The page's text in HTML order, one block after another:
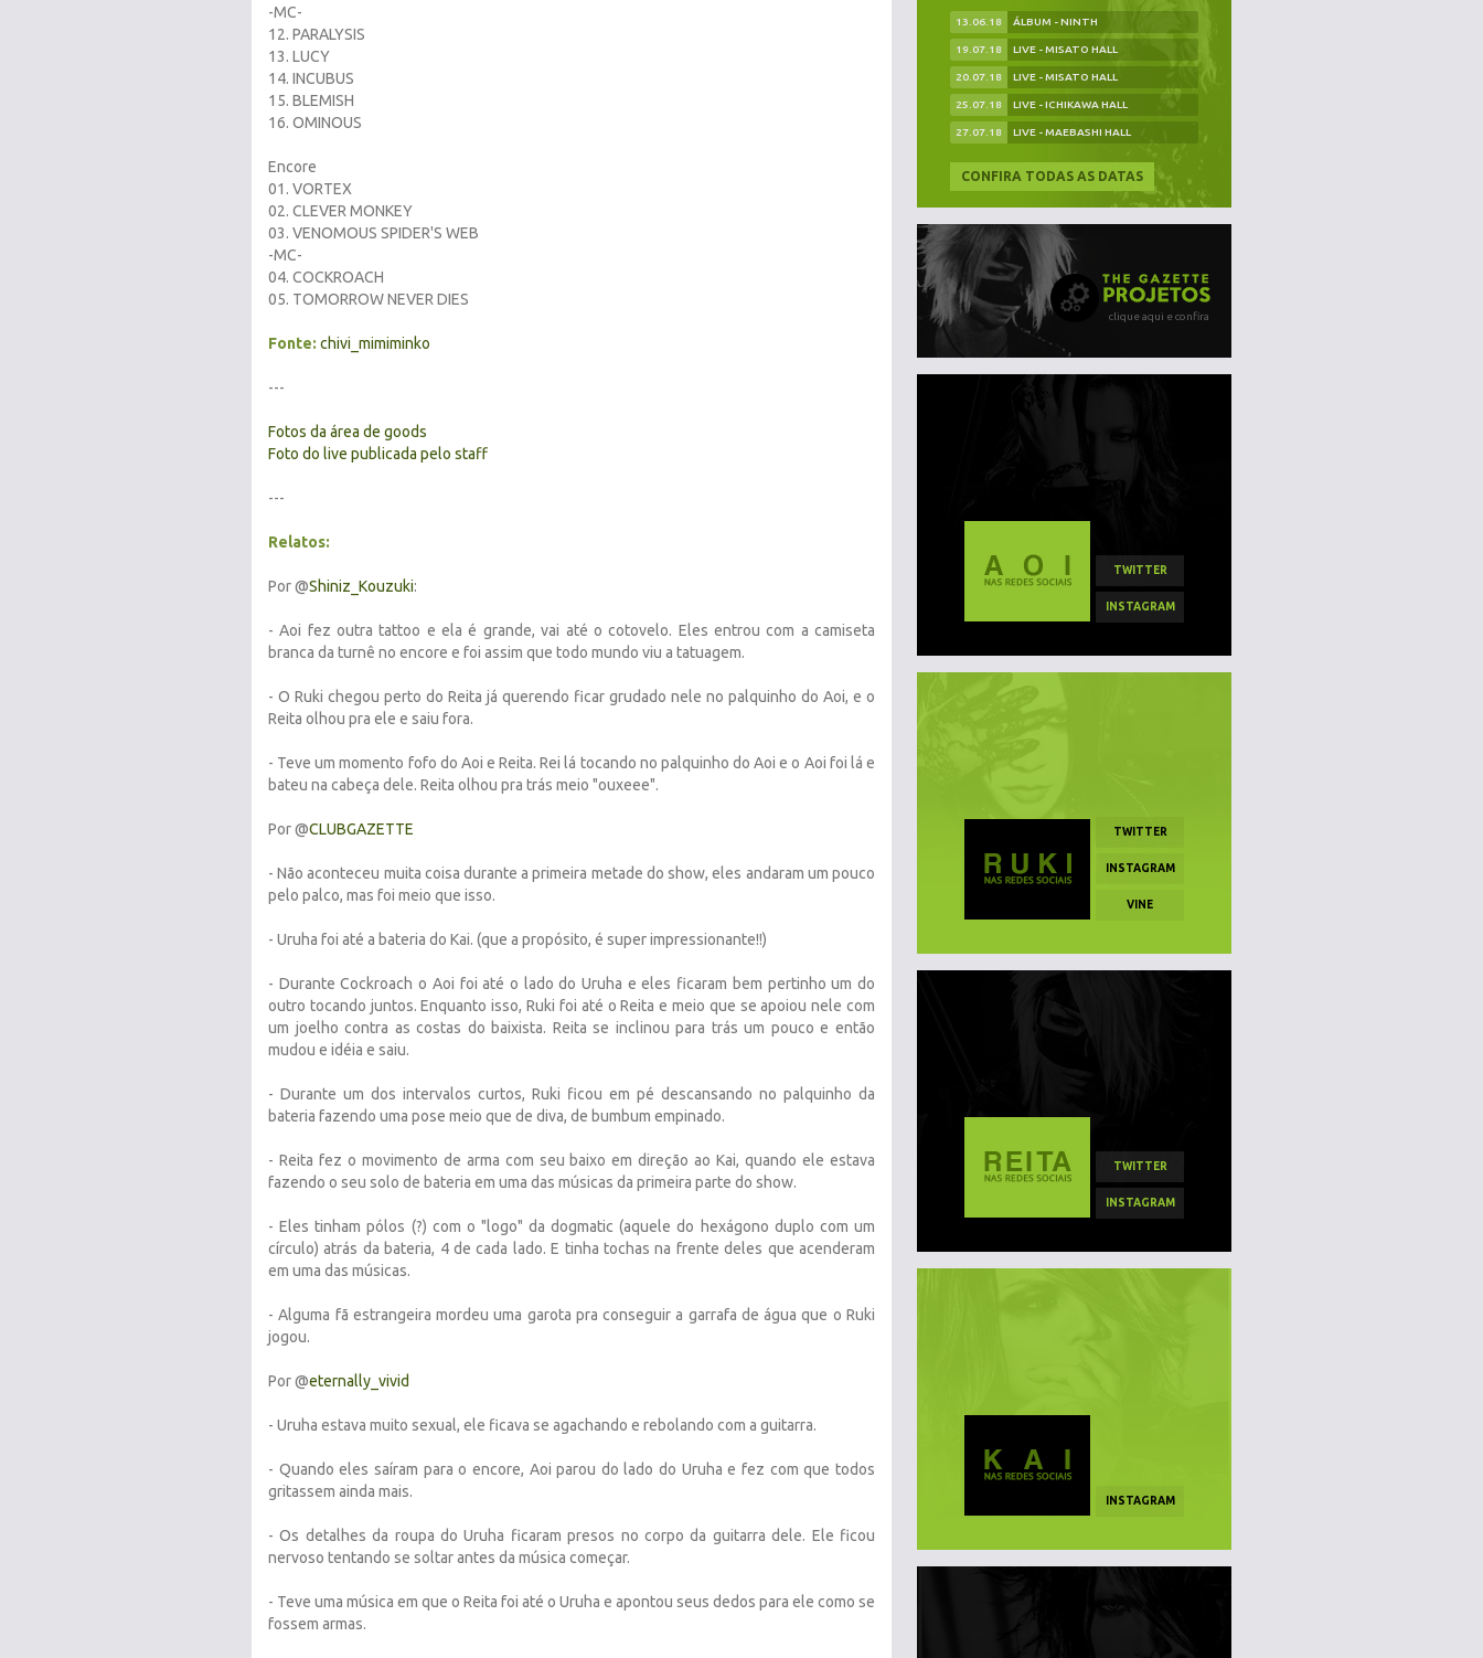
-MC-
12. PARALYSIS
13. LUCY
14. INCUBUS
15. BLEMISH
16. OMINOUS
Encore
01. VORTEX
02. CLEVER MONKEY
03. VENOMOUS SPIDER'S WEB
-MC-
04. COCKROACH
05. TOMORROW NEVER DIES
Fonte: chivi_mimiminko
---
Fotos da área de goods
Foto do live publicada pelo staff
---
Relatos:
Por @Shiniz_Kouzuki:
- Aoi fez outra tattoo e ela é grande, vai até o cotovelo. Eles entrou com a camiseta
branca da turnê no encore e foi assim que todo mundo viu a tatuagem.
- O Ruki chegou perto do Reita já querendo ficar grudado nele no palquinho do Aoi, e o
Reita olhou pra ele e saiu fora.
- Teve um momento fofo do Aoi e Reita. Rei lá tocando no palquinho do Aoi e o Aoi foi lá e
bateu na cabeça dele. Reita olhou pra trás meio "ouxeee".
Por @CLUBGAZETTE
- Não aconteceu muita coisa durante a primeira metade do show, eles andaram um pouco
pelo palco, mas foi meio que isso.
- Uruha foi até a bateria do Kai. (que a propósito, é super impressionante!!)
- Durante Cockroach o Aoi foi até o lado do Uruha e eles ficaram bem pertinho um do
outro tocando juntos. Enquanto isso, Ruki foi até o Reita e meio que se apoiou nele com
um joelho contra as costas do baixista. Reita se inclinou para trás um pouco e então
mudou e idéia e saiu.
- Durante um dos intervalos curtos, Ruki ficou em pé descansando no palquinho da
bateria fazendo uma pose meio que de diva, de bumbum empinado.
- Reita fez o movimento de arma com seu baixo em direção ao Kai, quando ele estava
fazendo o seu solo de bateria em uma das músicas da primeira parte do show.
- Eles tinham pólos (?) com o "logo" da dogmatic (aquele do hexágono duplo com um
círculo) atrás da bateria, 4 de cada lado. E tinha tochas na frente deles que acenderam
em uma das músicas.
- Alguma fã estrangeira mordeu uma garota pra conseguir a garrafa de água que o Ruki
jogou.
Por @eternally_vivid
- Uruha estava muito sexual, ele ficava se agachando e rebolando com a guitarra.
- Quando eles saíram para o encore, Aoi parou do lado do Uruha e fez com que todos
gritassem ainda mais.
- Os detalhes da roupa do Uruha ficaram presos no corpo da guitarra dele. Ele ficou
nervoso tentando se soltar antes da música começar.
- Teve uma música em que o Reita foi até o Uruha e apontou seus dedos para ele como se
fossem armas.
13.06.18 ÁLBUM - NINTH
19.07.18 LIVE - MISATO HALL
20.07.18 LIVE - MISATO HALL
25.07.18 LIVE - ICHIKAWA HALL
27.07.18 LIVE - MAEBASHI HALL
CONFIRA TODAS AS DATAS
clique aqui e confira
TWITTER
INSTAGRAM
TWITTER
INSTAGRAM
VINE
TWITTER
INSTAGRAM
INSTAGRAM